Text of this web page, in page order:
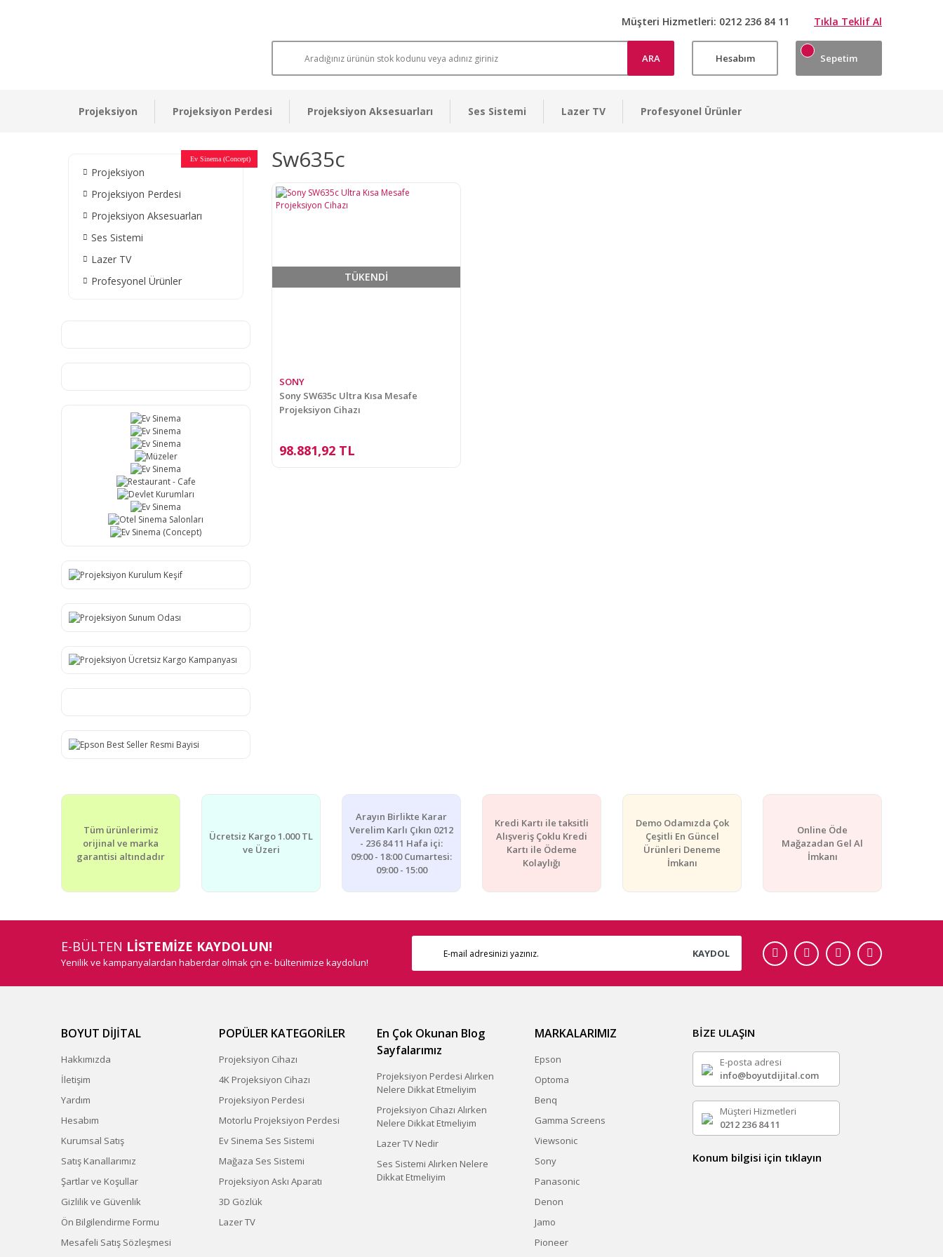
Müşteri Hizmetleri: 0212 236 84 11 Tıkla Teklif Al
ARA Hesabım Sepetim
Projeksiyon Projeksiyon Perdesi Projeksiyon Aksesuarları Ses Sistemi Lazer TV Profesyonel Ürünler
Projeksiyon
Projeksiyon Perdesi
Projeksiyon Aksesuarları
Ses Sistemi
Lazer TV
Profesyonel Ürünler
Ev Sinema
Ev Sinema
Ev Sinema
Müzeler
Ev Sinema
Restaurant - Cafe
Devlet Kurumları
Ev Sinema
Otel Sinema Salonları
Ev Sinema (Concept) Sw635c
TÜKENDİ
SONY
Sony SW635c Ultra Kısa Mesafe
Projeksiyon Cihazı
98.881,92 TL
Tüm ürünlerimiz
orijinal ve marka
garantisi altındadır
Ücretsiz Kargo 1.000 TL
ve Üzeri
Arayın Birlikte Karar
Verelim Karlı Çıkın 0212
- 236 84 11 Hafa içi:
09:00 - 18:00 Cumartesi:
09:00 - 15:00
Kredi Kartı ile taksitli
Alışveriş Çoklu Kredi
Kartı ile Ödeme
Kolaylığı
Demo Odamızda Çok
Çeşitli En Güncel
Ürünleri Deneme
İmkanı
Online Öde
Mağazadan Gel Al
İmkanı
E-BÜLTEN LİSTEMİZE KAYDOLUN!
Yenilik ve kampanyalardan haberdar olmak çin e- bültenimize kaydolun!
KAYDOL
BOYUT DİJİTAL
Hakkımızda
İletişim
Yardım
Hesabım
Kurumsal Satış
Satış Kanallarımız
Şartlar ve Koşullar
Gizlilik ve Güvenlik
Ön Bilgilendirme Formu
Mesafeli Satış Sözleşmesi
POPÜLER KATEGORİLER
Projeksiyon Cihazı
4K Projeksiyon Cihazı
Projeksiyon Perdesi
Motorlu Projeksiyon Perdesi
Ev Sinema Ses Sistemi
Mağaza Ses Sistemi
Projeksiyon Askı Aparatı
3D Gözlük
Lazer TV
En Çok Okunan Blog
Sayfalarımız
Projeksiyon Perdesi Alırken
Nelere Dikkat Etmeliyim
Projeksiyon Cihazı Alırken
Nelere Dikkat Etmeliyim
Lazer TV Nedir
Ses Sistemi Alırken Nelere
Dikkat Etmeliyim
MARKALARIMIZ
Epson
Optoma
Benq
Gamma Screens
Viewsonic
Sony
Panasonic
Denon
Jamo
Pioneer
BİZE ULAŞIN
E-posta adresi
info@boyutdijital.com
Müşteri Hizmetleri
0212 236 84 11
Konum bilgisi için tıklayın